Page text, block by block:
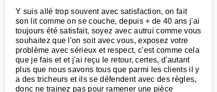
Y suis allé trop souvent avec satisfaction, on fait
son lit comme on se couche, depuis + de 40 ans j'ai
toujours été satisfait, soyez avec autrui comme vous
souhaitez que l'on soit avec vous, exposez votre
problème avec sérieux et respect, c'est comme cela
que je fais et et j'ai reçu le retour, certes, d'autant
plus que nous savons tous que parmi les clients il y
a des tricheurs et ils se défendent avec des règles,
donc ne trainez pas pour ramener une pièce